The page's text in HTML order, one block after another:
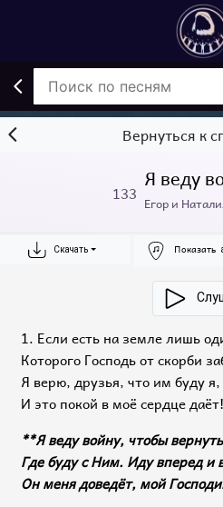
Вернуться к
133
Я веду
Егор и
Скачать Показать
1. Если есть на земле лишь
Которого Господь от скорби
Я верю, друзья, что им буду я,
И это покой в моё сердце даёт!
**Я веду войну, чтобы
Где буду с Ним. Иду вперед и
Он меня доведёт, мой